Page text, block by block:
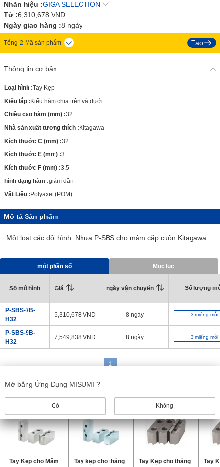
Nhãn hiệu :GIGA SELECTION
Từ :6,310,678 VND
Ngày giao hàng :8 ngày
Tổng 2 Mã sản phẩm Tạo
Thông tin cơ bản
Loại hình :Tay Kẹp
Kiểu lắp : Kiểu hàm chia trên và dưới
Chiều cao hàm (mm) :32
Nhà sản xuất tương thích : Kitagawa
Kích thước C (mm) :32
Kích thước E (mm) :3
Kích thước F (mm) :3.5
hình dạng hàm :giảm dần
Vật Liệu : Polyaxet (POM)
Mô tả Sản phẩm
Một loạt các đội hình. Nhựa P-SBS cho mâm cặp cuộn Kitagawa
một phần số Mục lục
Số mô hình Giá ngày vận chuyển Số lượng
P-SBS-7B-
H32
6,310,678 VND 8 ngày 3 miếng mỗi
P-SBS-9B-
H32
7,549,838 VND 8 ngày 3 miếng mỗi
1
Sản phẩm giống nhau
Tay Kẹp cho Mâm
Tay kẹp cho tháng
Tay Kẹp cho tháng
Tay
Mở bằng Ứng Dụng MISUMI ?
Có Không